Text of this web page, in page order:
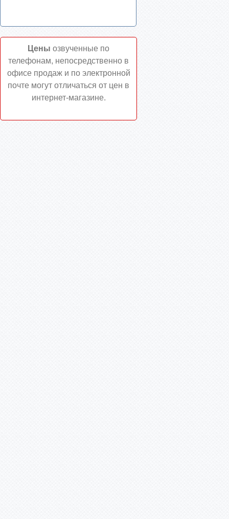
Цены озвученные по
телефонам, непосредственно в
офисе продаж и по электронной
почте могут отличаться от цен в
интернет-магазине.